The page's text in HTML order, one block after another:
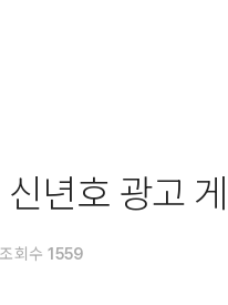
년호 광고
조회수 1559